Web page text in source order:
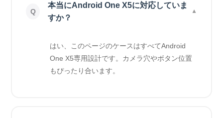
本当にAndroid One X5に対応していま
すか？
はい、このページのケースはすべてAndroid
One X5専用設計です。カメラ穴やボタン位置
もぴったり合います。